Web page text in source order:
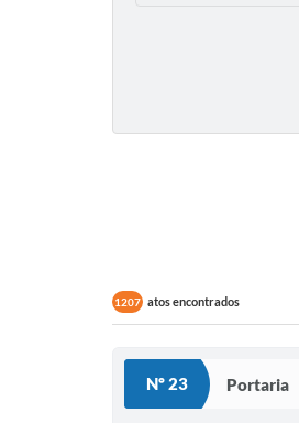
1207 atos encontrados
Nº 23 Portaria